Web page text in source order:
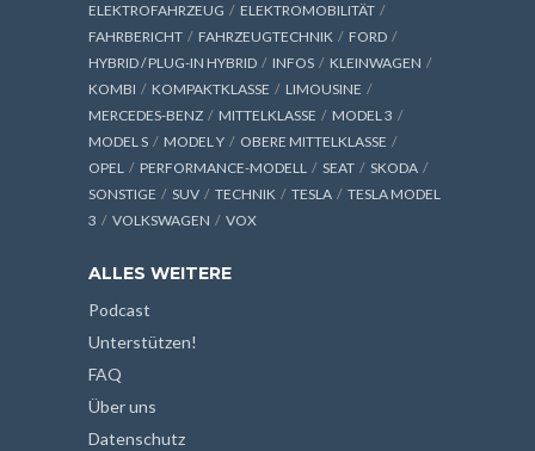
ELEKTROFAHRZEUG
ELEKTROMOBILITÄT
FAHRBERICHT
FAHRZEUGTECHNIK
FORD
HYBRID / PLUG-IN HYBRID
INFOS
KLEINWAGEN
KOMBI
KOMPAKTKLASSE
LIMOUSINE
MERCEDES-BENZ
MITTELKLASSE
MODEL 3
MODEL S
MODEL Y
OBERE MITTELKLASSE
OPEL
PERFORMANCE-MODELL SEAT
SKODA
SONSTIGE
SUV TECHNIK TESLA
TESLA MODEL
3
VOLKSWAGEN VOX
ALLES WEITERE
Podcast
Unterstützen!
FAQ
Über uns
Datenschutz